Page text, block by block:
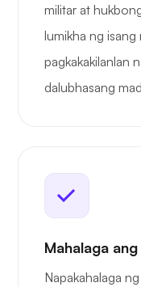
militar at
lumikha ng isang
pagkakakilanlan
dalubhasang
Mahalaga
Napakahalaga